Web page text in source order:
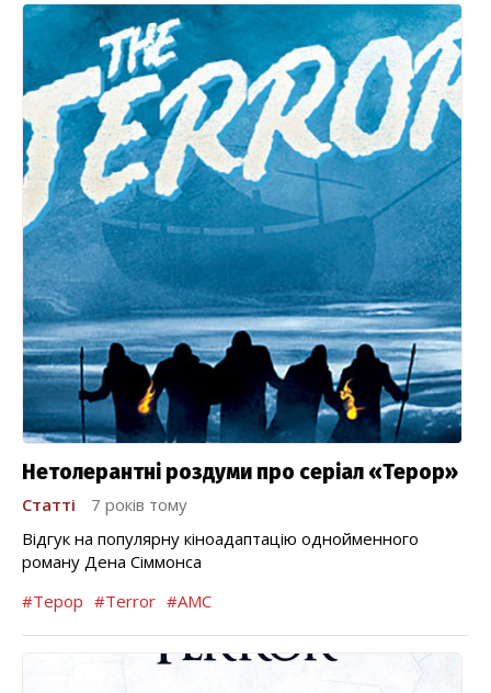
Нетолерантні роздуми про серіал «Терор»
Статті
7 років тому
Відгук на популярну кіноадаптацію однойменного
роману Дена Сіммонса
#Терор #Terror #AMC